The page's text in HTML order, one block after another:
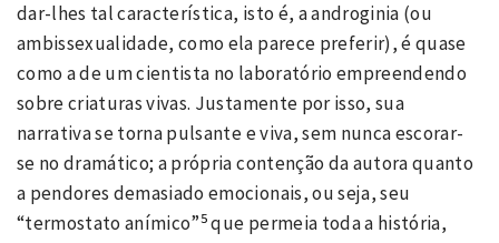
dar-lhes tal característica, isto é, a androginia (ou
ambissexualidade, como ela parece preferir), é quase
como a de um cientista no laboratório empreendendo
sobre criaturas vivas. Justamente por isso, sua
narrativa se torna pulsante e viva, sem nunca escorar-
se no dramático; a própria contenção da autora quanto
a pendores demasiado emocionais, ou seja, seu
“termostato anímico”5que permeia toda a história,